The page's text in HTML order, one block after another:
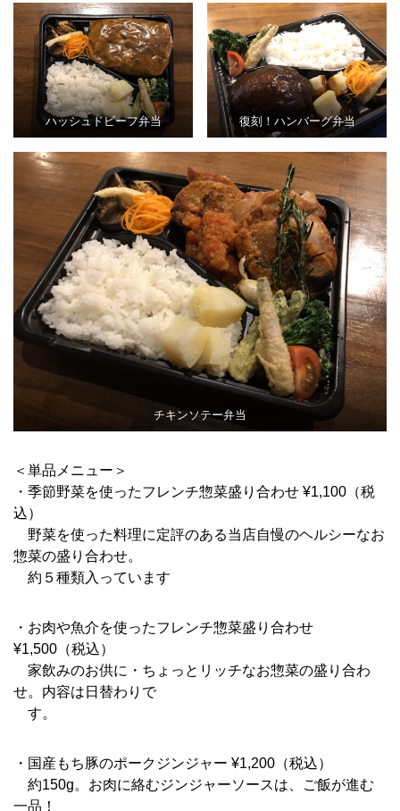
ハッシュドビーフ弁当 復刻！ハンバーグ弁当
チキンソテー弁当
＜単品メニュー＞
・季節野菜を使ったフレンチ惣菜盛り合わせ ¥1,100（税
込）
野菜を使った料理に定評のある当店自慢のヘルシーなお
惣菜の盛り合わせ。
約５種類入っています
・お肉や魚介を使ったフレンチ惣菜盛り合わせ
¥1,500（税込）
家飲みのお供に・ちょっとリッチなお惣菜の盛り合わ
せ。内容は日替わりで
す。
・国産もち豚のポークジンジャー ¥1,200（税込）
約150g。お肉に絡むジンジャーソースは、ご飯が進む
一品！